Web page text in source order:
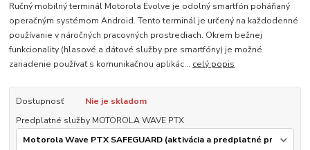
Ručný mobilný terminál Motorola Evolve je odolný smartfón poháňaný
operačným systémom Android. Tento terminál je určený na každodenné
používanie v náročných pracovných prostrediach. Okrem bežnej
funkcionality (hlasové a dátové služby pre smartfóny) je možné
zariadenie používať s komunikačnou aplikác... celý popis
Dostupnosť
Nie je skladom
Predplatné služby MOTOROLA WAVE PTX